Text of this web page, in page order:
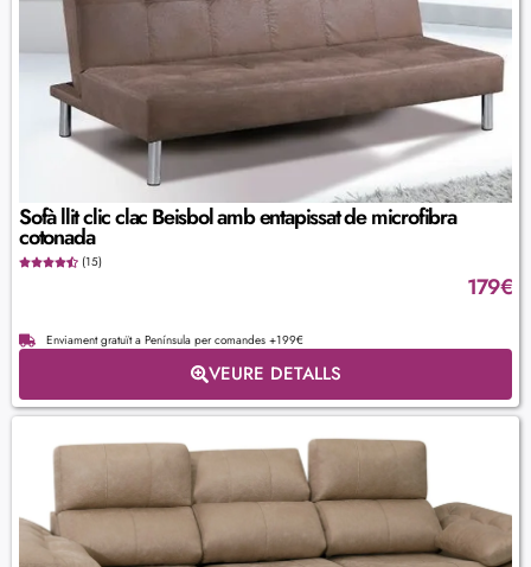
Sofà llit clic clac Beisbol amb entapissat de microfibra
cotonada
(15)
179€
Enviament gratuït a Península per comandes +199€
VEURE DETALLS